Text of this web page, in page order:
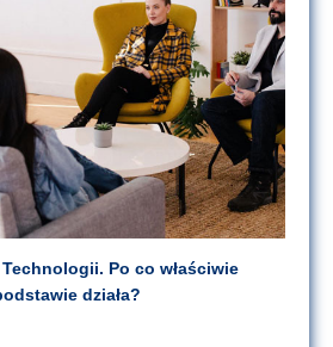
Po co właściwie
działa?